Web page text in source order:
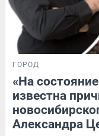
ГОРОД
«На
известна
Александра